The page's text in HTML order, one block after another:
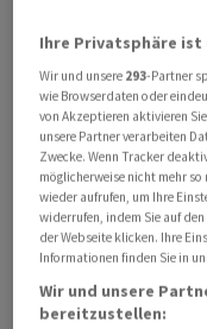
Konjunkturdaten
gaben dem Euro
Geschäftsklima
Konjunktur
kommentierte Ifo-
Bankvolkswirte
Commerzbank-
wie vor einen
Ihre Privatsphäre ist
Wir und unsere 293-Partner
wie Browserdaten oder
von Akzeptieren aktivieren
unsere Partner verarbeiten
Zwecke. Wenn Tracker
möglicherweise nicht mehr
wieder aufrufen, um Ihre
widerrufen, indem Sie auf
der Webseite klicken. Ihre
Informationen finden Sie in
Wir und unsere
bereitzustellen: